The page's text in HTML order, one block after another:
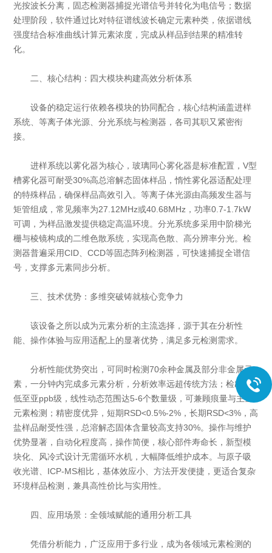
光按波长分离，固态检测器捕捉光谱信号并转化为电信号；数据
处理阶段，软件通过比对特征谱线波长确定元素种类，依据谱线
强度结合标准曲线计算元素浓度，完成从样品到结果的精准转
化。
二、核心结构：四大模块构建高效分析体系
设备的稳定运行依赖各模块的协同配合，核心结构涵盖进样
系统、等离子体光源、分光系统与检测器，各司其职又紧密衔
接。
进样系统以雾化器为核心，玻璃同心雾化器是标准配置，V型
槽雾化器可耐受30%高总溶解态固体样品，惰性雾化器适配处理
的特殊样品，确保样品高效引入。等离子体光源由高频发生器与
矩管组成，常见频率为27.12MHz或40.68MHz，功率0.7-1.7kW
可调，为样品激发提供稳定高温环境。分光系统多采用中阶梯光
栅与棱镜构成的二维色散系统，实现高色散、高分辨率分光。检
测器普遍采用CID、CCD等固态阵列检测器，可快速捕捉全谱信
号，支撑多元素同步分析。
三、技术优势：多维突破铸就核心竞争力
该设备之所以成为元素分析的主流选择，源于其在分析性
能、操作体验与应用适配上的显著优势，满足多元检测需求。
分析性能优势突出，可同时检测70余种金属及部分非金属元
素，一分钟内完成多元素分析，分析效率远超传统方法；检出限
低至亚ppb级，线性动态范围达5-6个数量级，可兼顾痕量与主量
元素检测；精密度优异，短期RSD<0.5%-2%，长期RSD<3%，高
盐样品耐受性强，总溶解态固体含量较高支持30%。操作与维护
优势显著，自动化程度高，操作简便，核心部件寿命长，新型模
块化、风冷式设计无需循环水机，大幅降低维护成本。与原子吸
收光谱、ICP-MS相比，基体效应小、方法开发便捷，更适合复杂
环境样品检测，兼具高性价比与实用性。
四、应用场景：全领域赋能的通用分析工具
凭借分析能力，广泛应用于多行业，成为各领域元素检测的